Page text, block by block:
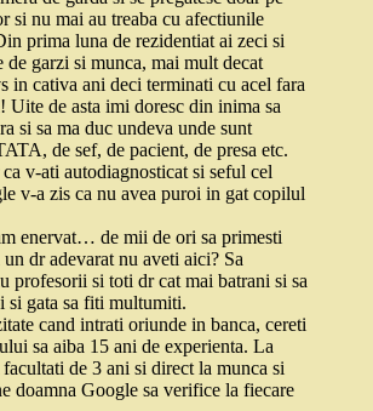
si nu mai au treaba cu afectiunile
prima luna de rezidentiat ai zeci si
de garzi si munca, mai mult decat
in cativa ani deci terminati cu acel fara
Uite de asta imi doresc din inima sa
si sa ma duc undeva unde sunt
de sef, de pacient, de presa etc.
v-ati autodiagnosticat si seful cel
v-a zis ca nu avea puroi in gat copilul
enervat… de mii de ori sa primesti
dr adevarat nu aveti aici? Sa
profesorii si toti dr cat mai batrani si sa
si gata sa fiti multumiti.
cand intrati oriunde in banca, cereti
sa aiba 15 ani de experienta. La
de 3 ani si direct la munca si
doamna Google sa verifice la fiecare